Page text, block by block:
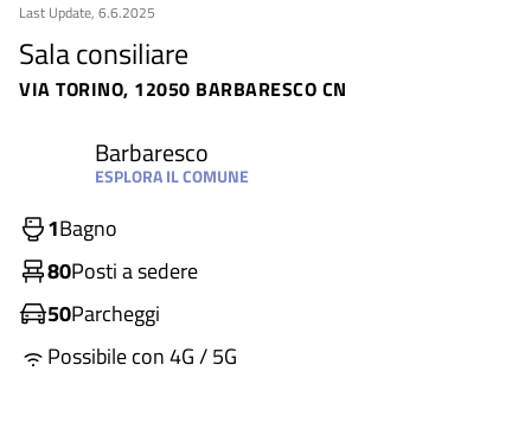
Last Update, 6.6.2025
Sala consiliare
VIA TORINO, 12050 BARBARESCO CN
Barbaresco
ESPLORA IL COMUNE
1Bagno
80Posti a sedere
50Parcheggi
Possibile con 4G / 5G